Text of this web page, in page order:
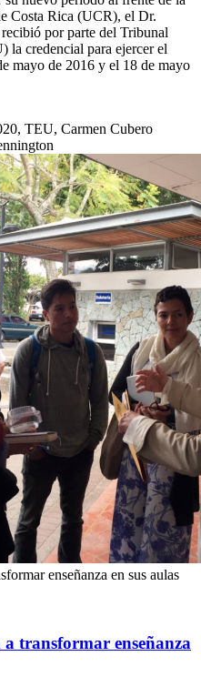
Costa Rica (UCR), el Dr.
por parte del Tribunal
credencial para ejercer el
mayo de 2016 y el 18 de mayo
TEU, Carmen Cubero
enseñanza en sus aulas
a transformar enseñanza